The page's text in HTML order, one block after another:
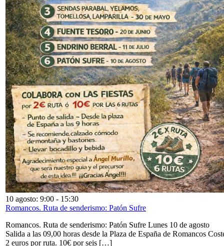
10 agosto: 9:00 - 15:30
Romancos. Ruta de senderismo: Patón Sufre
Romancos. Ruta de senderismo: Patón Sufre Lunes 10 de agosto
Salida a las 09,00 horas desde la Plaza de España de Romancos
2 euros por ruta. 10€ por seis […]